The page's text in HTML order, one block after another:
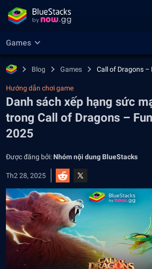
Games
Blog Games Call of Dragons –
Hướng dẫn chơi game
Danh sách xếp hạng sức
trong Call of Dragons –
2025
Được đăng bởi: Nhóm nội dung BlueStacks
Th2 28, 2025